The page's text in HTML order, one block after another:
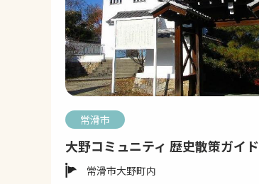
常滑市
大野コミュニティ 歴史散策ガイド
常滑市大野町内